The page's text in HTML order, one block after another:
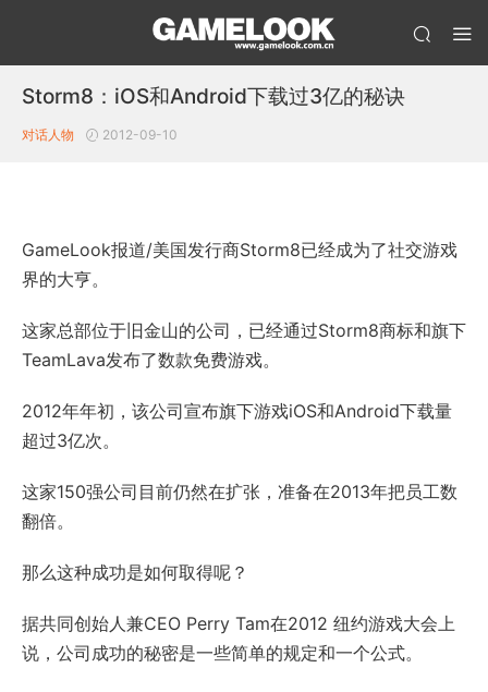
Storm8：iOS和Android下载过3亿的秘诀
对话人物 2012-09-10
GameLook报道/美国发行商Storm8已经成为了社交游戏
界的大亨。
这家总部位于旧金山的公司，已经通过Storm8商标和旗下
TeamLava发布了数款免费游戏。
2012年年初，该公司宣布旗下游戏iOS和Android下载量
超过3亿次。
这家150强公司目前仍然在扩张，准备在2013年把员工数
翻倍。
那么这种成功是如何取得呢？
据共同创始人兼CEO Perry Tam在2012 纽约游戏大会上
说，公司成功的秘密是一些简单的规定和一个公式。